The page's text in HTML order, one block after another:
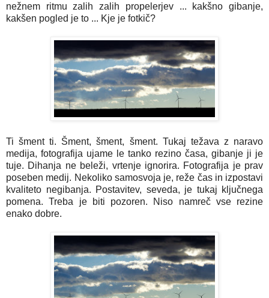
nežnem ritmu zalih zalih propelerjev ... kakšno gibanje,
kakšen pogled je to ... Kje je fotkič?
Ti šment ti. Šment, šment, šment. Tukaj težava z naravo
medija, fotografija ujame le tanko rezino časa, gibanje ji je
tuje. Dihanja ne beleži, vrtenje ignorira. Fotografija je prav
poseben medij. Nekoliko samosvoja je, reže čas in izpostavi
kvaliteto negibanja. Postavitev, seveda, je tukaj ključnega
pomena. Treba je biti pozoren. Niso namreč vse rezine
enako dobre.